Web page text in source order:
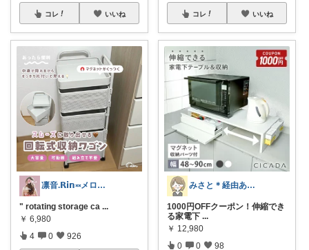
コレ いいね
凛音.𝗥𝗶𝗻༝༝メロウな暮らし🧸
" rotating storage ca ...
￥ 6,980
4 0 926
コレ いいね
みさと＊経由ありがとうございます🧡
1000円OFFクーポン！伸縮でき
る家電下 ...
￥ 12,980
0 0 98